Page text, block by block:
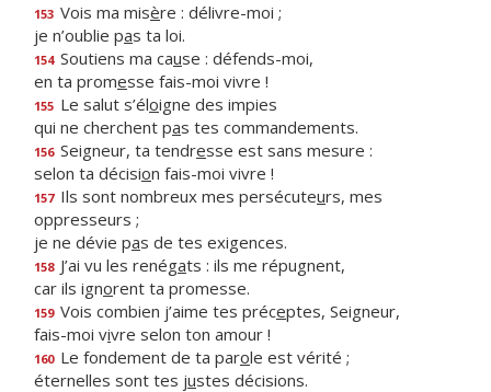
153 Vois ma misère : délivre-moi ;
je n’oublie pas ta loi.
154 Soutiens ma cause : défends-moi,
en ta promesse fais-moi vivre !
155 Le salut s’éloigne des impies
qui ne cherchent pas tes commandements.
156 Seigneur, ta tendresse est sans mesure :
selon ta décision fais-moi vivre !
157 Ils sont nombreux mes persécuteurs, mes
oppresseurs ;
je ne dévie pas de tes exigences.
158 J’ai vu les renégats : ils me répugnent,
car ils ignorent ta promesse.
159 Vois combien j’aime tes préceptes, Seigneur,
fais-moi vivre selon ton amour !
160 Le fondement de ta parole est vérité ;
éternelles sont tes justes décisions.